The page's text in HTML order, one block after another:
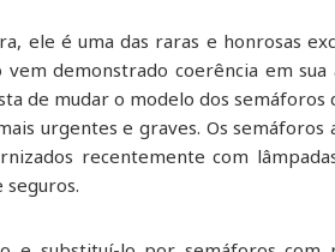
ele é uma das raras e honrosas
demonstrado coerência em
de mudar o modelo dos
urgentes e graves. Os
recentemente com
seguros.